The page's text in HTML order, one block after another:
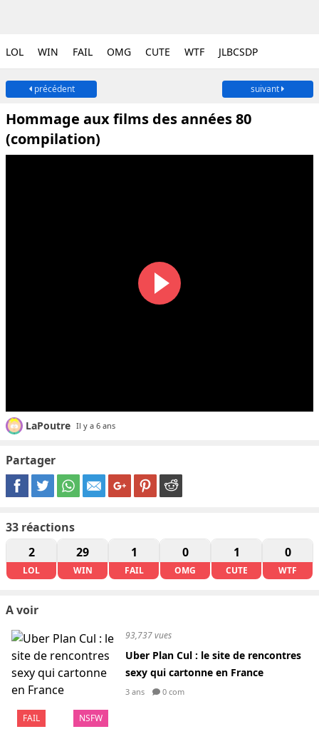
LOL WIN FAIL OMG CUTE WTF JLBCSDP
précédent suivant
Hommage aux films des années 80
(compilation)
LaPoutre Il y a 6 ans
Partager
33 réactions
2
LOL
29
WIN
1
FAIL
0
OMG
1
CUTE
0
WTF
A voir
FAIL NSFW
93,737 vues
Uber Plan Cul : le site de rencontres
sexy qui cartonne en France
3 ans 0 com